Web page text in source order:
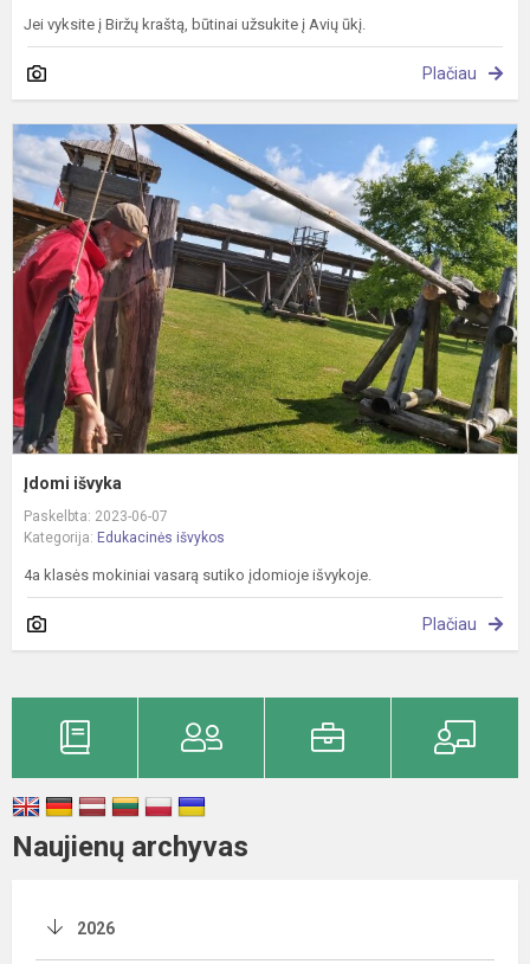
Jei vyksite į Biržų kraštą, būtinai užsukite į Avių ūkį.
Plačiau
Įdomi išvyka
Paskelbta: 2023-06-07
Kategorija: Edukacinės išvykos
4a klasės mokiniai vasarą sutiko įdomioje išvykoje.
Plačiau
Naujienų archyvas
2026